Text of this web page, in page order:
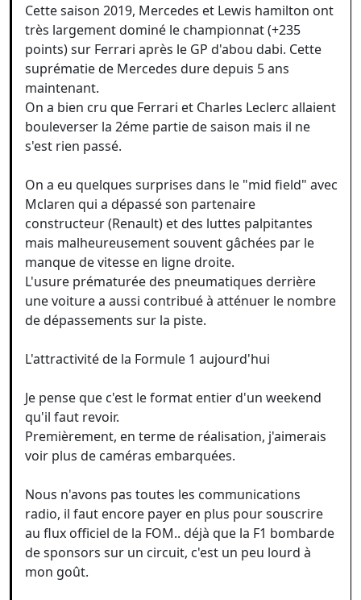
Cette saison 2019, Mercedes et Lewis hamilton ont
très largement dominé le championnat (+235
points) sur Ferrari après le GP d'abou dabi. Cette
suprématie de Mercedes dure depuis 5 ans
maintenant.
On a bien cru que Ferrari et Charles Leclerc allaient
bouleverser la 2éme partie de saison mais il ne
s'est rien passé.
On a eu quelques surprises dans le "mid field" avec
Mclaren qui a dépassé son partenaire
constructeur (Renault) et des luttes palpitantes
mais malheureusement souvent gâchées par le
manque de vitesse en ligne droite.
L'usure prématurée des pneumatiques derrière
une voiture a aussi contribué à atténuer le nombre
de dépassements sur la piste.
L'attractivité de la Formule 1 aujourd'hui
Je pense que c'est le format entier d'un weekend
qu'il faut revoir.
Premièrement, en terme de réalisation, j'aimerais
voir plus de caméras embarquées.
Nous n'avons pas toutes les communications
radio, il faut encore payer en plus pour souscrire
au flux officiel de la FOM.. déjà que la F1 bombarde
de sponsors sur un circuit, c'est un peu lourd à
mon goût.